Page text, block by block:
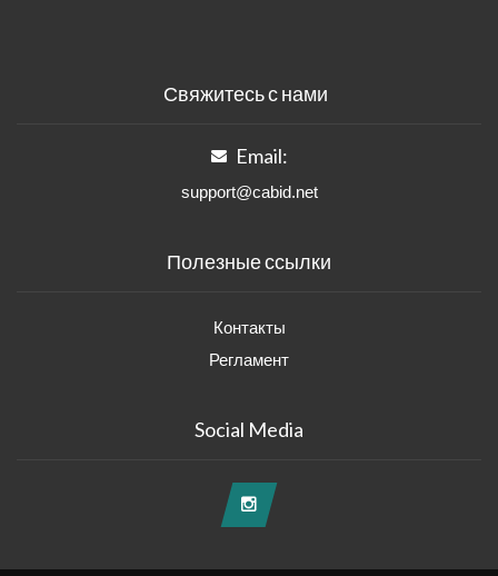
Свяжитесь с нами
Email:
support@cabid.net
Полезные ссылки
Контакты
Регламент
Social Media